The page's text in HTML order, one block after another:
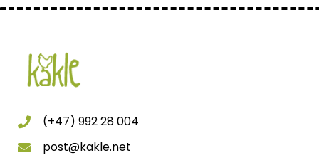
(+47) 992 28 004
post@kakle.net